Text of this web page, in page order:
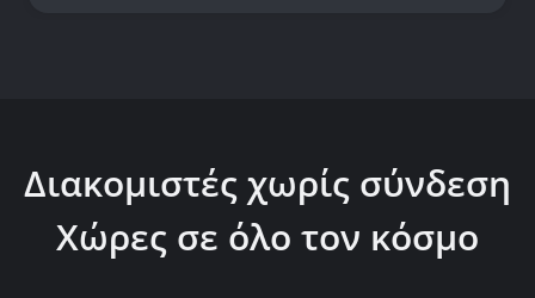
Διακομιστές χωρίς σύνδεση
Χώρες σε όλο τον κόσμο